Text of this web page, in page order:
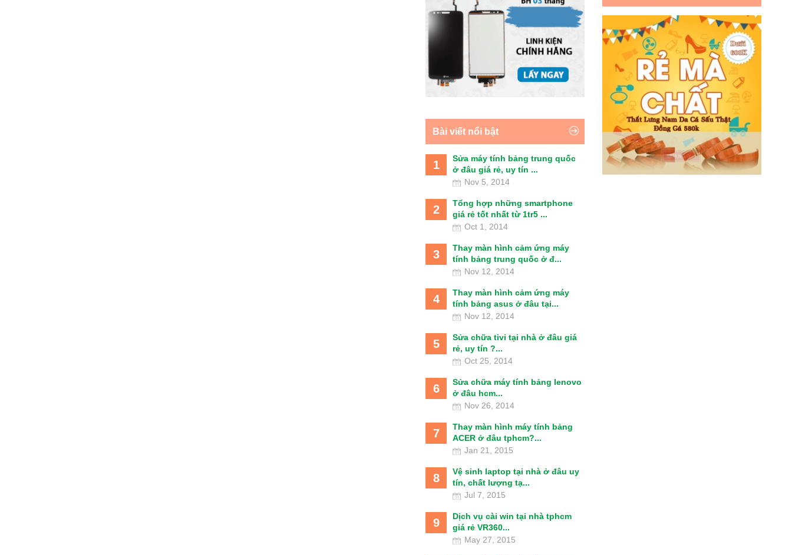
Bài viết nổi bật
1
Sửa máy tính bảng trung quốc
ở đâu giá rẻ, uy tín ...
Nov 5, 2014
2
Tổng hợp những smartphone
giá rẻ tốt nhất từ 1tr5 ...
Oct 1, 2014
3
Thay màn hình cảm ứng máy
tính bảng trung quốc ở đ...
Nov 12, 2014
4
Thay màn hình cảm ứng máy
tính bảng asus ở đâu tại...
Nov 12, 2014
5
Sửa chữa tivi tại nhà ở đâu giá
rẻ, uy tín ?...
Oct 25, 2014
6
Sửa chữa máy tính bảng lenovo
ở đâu hcm...
Nov 26, 2014
7
Thay màn hình máy tính bảng
ACER ở đâu tphcm?...
Jan 21, 2015
8
Vệ sinh laptop tại nhà ở đâu uy
tín, chất lượng tạ...
Jul 7, 2015
9
Dịch vụ cài win tại nhà tphcm
giá rẻ VR360...
May 27, 2015